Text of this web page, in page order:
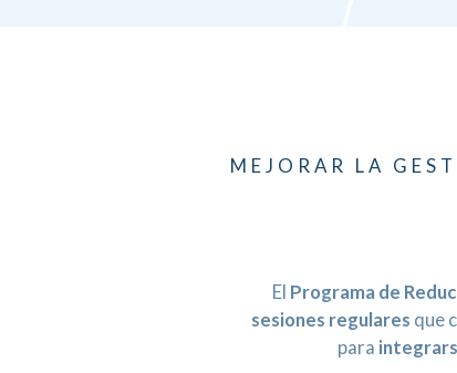
MEJORAR LA
El Programa de
sesiones regulares que
para